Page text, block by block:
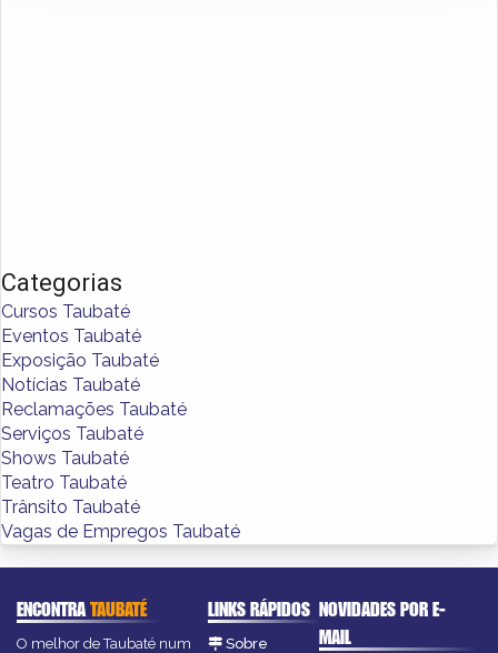
Categorias
Cursos Taubaté
Eventos Taubaté
Exposição Taubaté
Notícias Taubaté
Reclamações Taubaté
Serviços Taubaté
Shows Taubaté
Teatro Taubaté
Trânsito Taubaté
Vagas de Empregos Taubaté
ENCONTRATAUBATÉ
O melhor de Taubaté num
LINKS RÁPIDOS
Sobre
NOVIDADES POR E-
MAIL